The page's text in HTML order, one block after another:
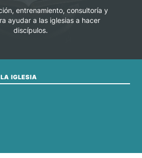
entrenamiento, consultoría y
ayudar a las iglesias a hacer
discípulos.
IGLESIA